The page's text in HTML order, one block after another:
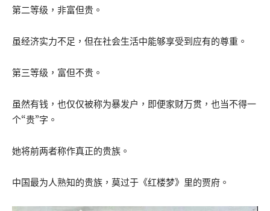
第二等级，非富但贵。
虽经济实力不足，但在社会生活中能够享受到应有的尊重。
第三等级，富但不贵。
虽然有钱，也仅仅被称为暴发户，即便家财万贯，也当不得一
个“贵”字。
她将前两者称作真正的贵族。
中国最为人熟知的贵族，莫过于《红楼梦》里的贾府。